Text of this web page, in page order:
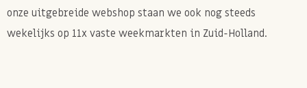
onze uitgebreide webshop staan we ook nog steeds
wekelijks op 11x vaste weekmarkten in Zuid-Holland.